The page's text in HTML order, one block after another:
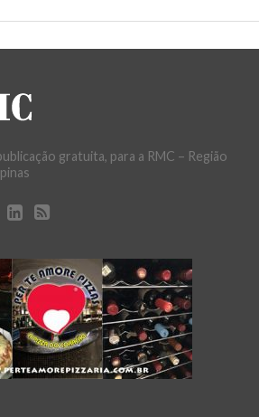
gratuita, para a RMC – Região